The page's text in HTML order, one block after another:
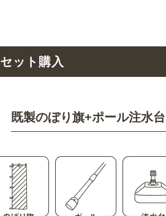
セット購入
既製のぼり旗+ポール注水